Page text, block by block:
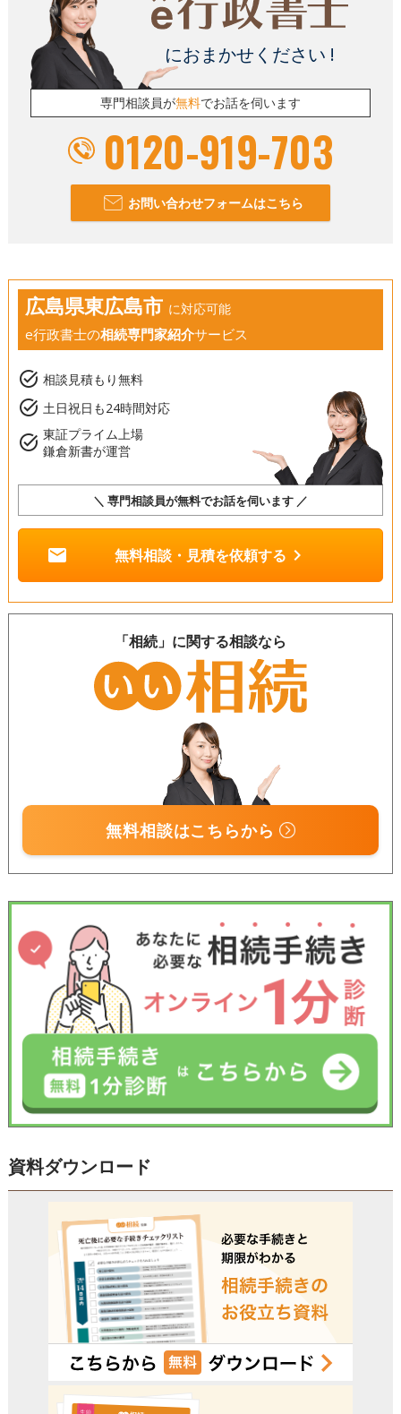
におまかせください !
専門相談員が無料でお話を伺います
0120-919-703
お問い合わせフォームはこちら
広島県東広島市 に対応可能
e行政書士の相続専門家紹介サービス
task_alt 相談見積もり無料
task_alt 土日祝日も24時間対応
task_alt 東証プライム上場
鎌倉新書が運営
＼ 専門相談員が無料でお話を伺います ／
mail 無料相談・見積を依頼する chevron_right
「相続」に関する相談なら
無料相談はこちらから
資料ダウンロード